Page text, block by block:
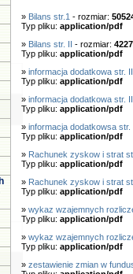
» Bilans str.1 - rozmiar:
Typ pliku: application/pdf
» Bilans str. II - rozmiar:
Typ pliku: application/pdf
» informacja dodatkowa str. II
Typ pliku: application/pdf
» informacja dodatkowa str.
Typ pliku: application/pdf
» informacja dodatkowsa str.
Typ pliku: application/pdf
» Rachunek zyskow i strat
Typ pliku: application/pdf
» Rachunek zyskow i strat
Typ pliku: application/pdf
» wykaz wzajemnych
Typ pliku: application/pdf
» wykaz wzajemnych
Typ pliku: application/pdf
» zestawienie zmian w